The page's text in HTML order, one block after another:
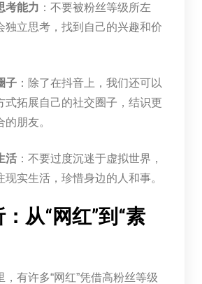
考能力 ：不要被粉丝等级所左
独立思考，找到自己的兴趣和价
子：除了在抖音上，我们还可以
式拓展自己的社交圈子，结识更
朋友。
活：不要过度沉迷于虚拟世界，
现实生活，珍惜身边的人和事。
从“网红”到“素
有许多“网红”凭借高粉丝等级